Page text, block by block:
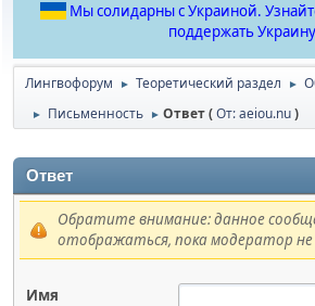
Мы солидарны с Украиной.
поддержать
Лингвофорум ► Теоретический раздел ►
► Письменность ► Ответ (От: aeiou.nu)
Ответ
Обратите внимание: данное
отображаться, пока модератор не
Имя